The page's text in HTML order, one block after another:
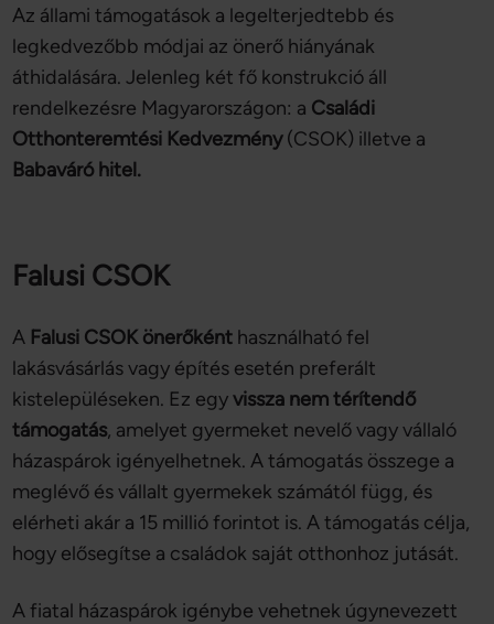
Az állami támogatások a legelterjedtebb és
legkedvezőbb módjai az önerő hiányának
áthidalására. Jelenleg két fő konstrukció áll
rendelkezésre Magyarországon: a Családi
Otthonteremtési Kedvezmény(CSOK) illetve a
Babaváró hitel.
Falusi CSOK
A Falusi CSOK önerőként használható fel
lakásvásárlás vagy építés esetén preferált
kistelepüléseken. Ez egyvissza nem térítendő
támogatás, amelyet gyermeket nevelő vagy vállaló
házaspárok igényelhetnek. A támogatás összege a
meglévő és vállalt gyermekek számától függ, és
elérheti akár a 15 millió forintot is. A támogatás célja,
hogy elősegítse a családok saját otthonhoz jutását.
A fiatal házaspárok igénybe vehetnek úgynevezett